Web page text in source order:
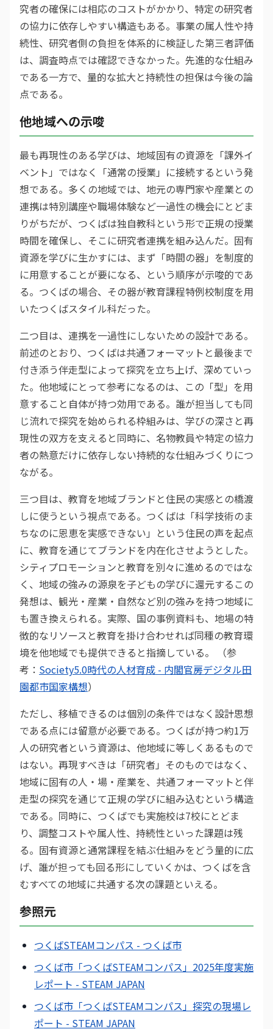
究者の確保には相応のコストがかかり、特定の研究者
の協力に依存しやすい構造もある。事業の属人性や持
続性、研究者側の負担を体系的に検証した第三者評価
は、調査時点では確認できなかった。先進的な仕組み
である一方で、量的な拡大と持続性の担保は今後の論
点である。
他地域への示唆
最も再現性のある学びは、地域固有の資源を「課外イ
ベント」ではなく「通常の授業」に接続するという発
想である。多くの地域では、地元の専門家や産業との
連携は特別講座や職場体験など一過性の機会にとどま
りがちだが、つくばは独自教科という形で正規の授業
時間を確保し、そこに研究者連携を組み込んだ。固有
資源を学びに生かすには、まず「時間の器」を制度的
に用意することが要になる、という順序が示唆的であ
る。つくばの場合、その器が教育課程特例校制度を用
いたつくばスタイル科だった。
二つ目は、連携を一過性にしないための設計である。
前述のとおり、つくばは共通フォーマットと最後まで
付き添う伴走型によって探究を立ち上げ、深めていっ
た。他地域にとって参考になるのは、この「型」を用
意すること自体が持つ効用である。誰が担当しても同
じ流れで探究を始められる枠組みは、学びの深さと再
現性の双方を支えると同時に、名物教員や特定の協力
者の熱意だけに依存しない持続的な仕組みづくりにつ
ながる。
三つ目は、教育を地域ブランドと住民の実感との橋渡
しに使うという視点である。つくばは「科学技術のま
ちなのに恩恵を実感できない」という住民の声を起点
に、教育を通じてブランドを内在化させようとした。
シティプロモーションと教育を別々に進めるのではな
く、地域の強みの源泉を子どもの学びに還元するこの
発想は、観光・産業・自然など別の強みを持つ地域に
も置き換えられる。実際、国の事例資料も、地場の特
徴的なリソースと教育を掛け合わせれば同種の教育環
境を他地域でも提供できると指摘している。 （参
考： Society5.0時代の人材育成 - 内閣官房デジタル田
園都市国家構想）
ただし、移植できるのは個別の条件ではなく設計思想
である点には留意が必要である。つくばが持つ約1万
人の研究者という資源は、他地域に等しくあるもので
はない。再現すべきは「研究者」そのものではなく、
地域に固有の人・場・産業を、共通フォーマットと伴
走型の探究を通じて正規の学びに組み込むという構造
である。同時に、つくばでも実施校は7校にとどま
り、調整コストや属人性、持続性といった課題は残
る。固有資源と通常課程を結ぶ仕組みをどう量的に広
げ、誰が担っても回る形にしていくかは、つくばを含
むすべての地域に共通する次の課題といえる。
参照元
つくばSTEAMコンパス - つくば市
つくば市「つくばSTEAMコンパス」2025年度実施
レポート - STEAM JAPAN
つくば市「つくばSTEAMコンパス」探究の現場レ
ポート - STEAM JAPAN